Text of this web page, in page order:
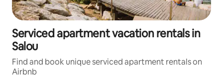
Serviced apartment vacation rentals in
Salou
Find and book unique serviced apartment rentals on
Airbnb